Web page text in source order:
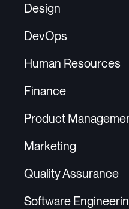
Design
DevOps
Human Resources
Finance
Product
Marketing
Quality Assurance
Software